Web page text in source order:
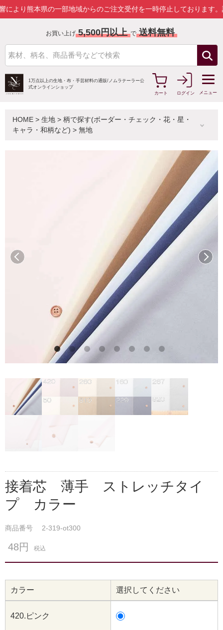
県の一部地域からのご注文受付を一時停止しております。詳しくは
お買い上げ 5,500円以上 で 送料無料
1万点以上の生地・布・手芸材料の通販/ ノムラテーラー公
式オンラインショップ
カート
ログイン メニュー
HOME > 生地 > 柄で探す(ボーダー・チェック・花・星・
キャラ・和柄など) > 無地
前へ 次へ
接着芯 薄手 ストレッチタイ
プ カラー
商品番号 2-319-ot300
48円 税込
カラー 選択してください
420.ピンク